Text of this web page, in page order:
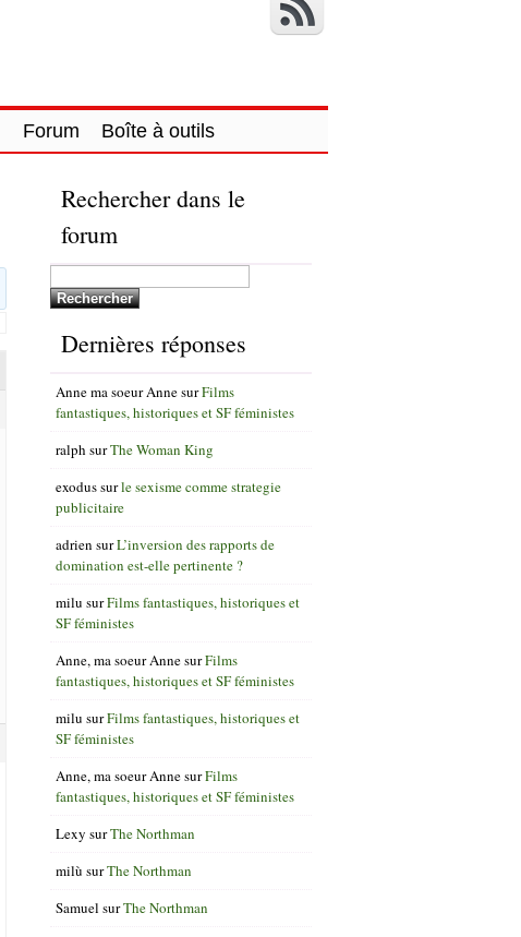
Forum Boîte à outils
Rechercher dans le
forum
Dernières réponses
Anne ma soeur AnnesurFilms
fantastiques, historiques et SF féministes
ralph surThe Woman King
exodussurle sexisme comme strategie
publicitaire
adrien surL’inversion des rapports de
domination est-elle pertinente ?
milu surFilms fantastiques, historiques et
SF féministes
Anne, ma soeur AnnesurFilms
fantastiques, historiques et SF féministes
milu surFilms fantastiques, historiques et
SF féministes
Anne, ma soeur AnnesurFilms
fantastiques, historiques et SF féministes
Lexy surThe Northman
milù surThe Northman
Samuel surThe Northman